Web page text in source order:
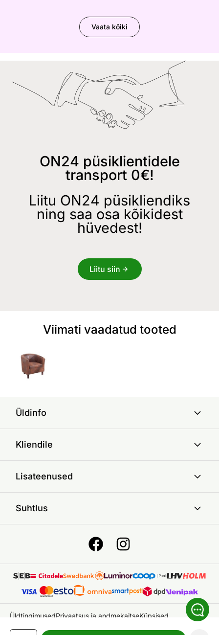
Vaata kõiki
ON24 püsiklientidele
transport 0€!
Liitu ON24 püsikliendiks
ning saa osa kõikidest
hüvedest!
Liitu siin
Viimati vaadatud tooted
Üldinfo
Kliendile
Lisateenused
Suhtlus
ÜldtingimusedPrivaatsus ja andmekaitseKüpsised